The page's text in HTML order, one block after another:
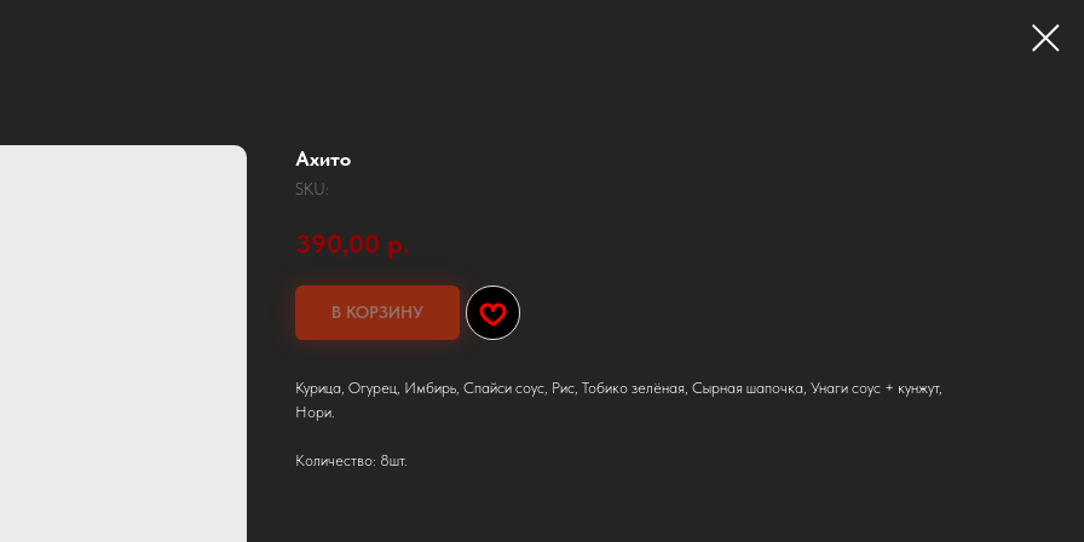
Ахито
SKU:
390,00 р.
В КОРЗИНУ
Курица, Огурец, Имбирь, Спайси соус, Рис, Тобико зелёная, Сырная шапочка, Унаги соус + кунжут,
Нори.
Количество: 8шт.